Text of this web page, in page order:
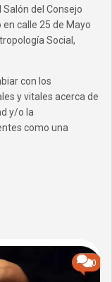
del Consejo
calle 25 de Mayo
Social,
con los
y vitales acerca de
y/o la
como una
0